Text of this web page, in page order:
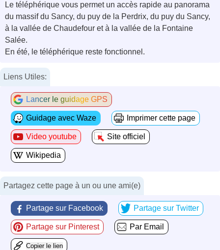
Le téléphérique vous permet un accès rapide au panorama
du massif du Sancy, du puy de la Perdrix, du puy du Sancy,
à la vallée de Chaudefour et à la vallée de la Fontaine
Salée.
En été, le téléphérique reste fonctionnel.
Liens Utiles:
Lancer le guidage GPS
Guidage avec Waze Imprimer cette page
Video youtube Site officiel
Wikipedia
Partagez cette page à un ou une ami(e)
Partage sur Facebook Partage sur Twitter
Partage sur Pinterest Par Email
Copier le lien